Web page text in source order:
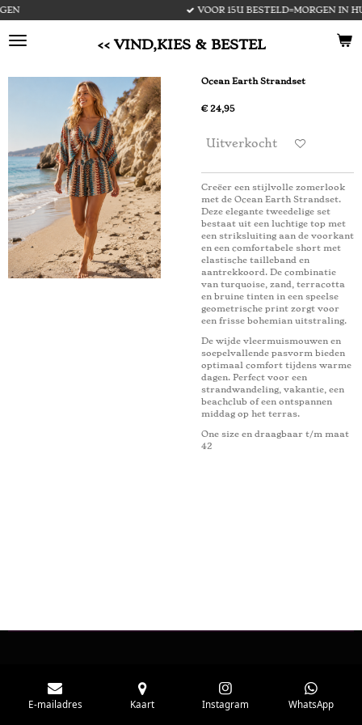
Ga
naar
<< VIND,KIES & BESTEL
VOOR 15U BESTELD=MORGEN IN HUIS
Ocean Earth Strandset
€ 24,95
Uitverkocht
Creëer een stijlvolle zomerlook
met de Ocean Earth Strandset.
Deze elegante tweedelige set
bestaat uit een luchtige top met
een striksluiting aan de voorkant
en een comfortabele short met
elastische tailleband en
aantrekkoord. De combinatie
van turquoise, zand, terracotta
en bruine tinten in een speelse
geometrische print zorgt voor
een frisse bohemian uitstraling.
De wijde vleermuismouwen en
soepelvallende pasvorm bieden
optimaal comfort tijdens warme
dagen. Perfect voor een
strandwandeling, vakantie, een
beachclub of een ontspannen
middag op het terras.
One size en draagbaar t/m maat
42
E-mailadres Kaart Instagram WhatsApp